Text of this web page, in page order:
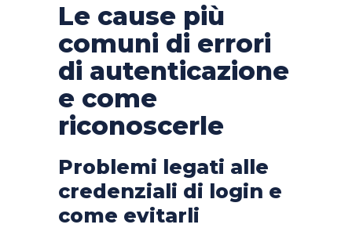
Le cause più
comuni di errori
di autenticazione
e come
riconoscerle
Problemi legati alle
credenziali di login e
come evitarli